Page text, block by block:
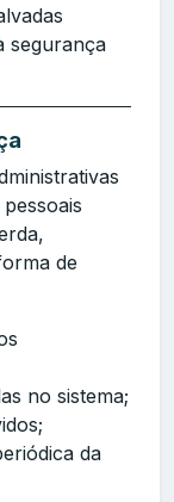
segurança
de
no sistema;
da